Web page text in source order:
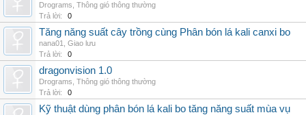
Drograms Thông gió thông thường
Trả lời:
0
Tăng năng suất cây trồng cùng Phân bón lá kali canxi bo
nana01
Giao lưu
Trả lời:
0
dragonvision 1.0
Drograms Thông gió thông thường
Trả lời:
0
Kỹ thuật dùng phân bón lá kali bo tăng năng suất mùa vụ